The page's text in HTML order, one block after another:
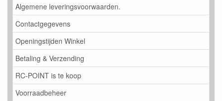
Algemene leveringsvoorwaarden.
Contactgegevens
Openingstijden Winkel
Betaling & Verzending
RC-POINT is te koop
Voorraadbeheer